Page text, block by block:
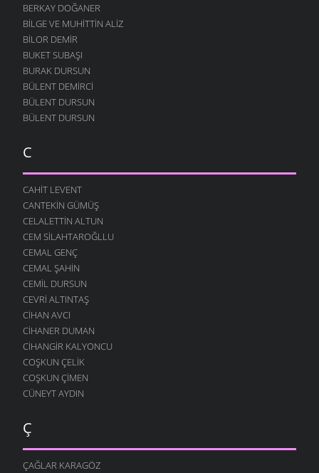
BERKAY DOĞANER
BILGE VE MUHITTIN ALIZ
BILOR DEMIR
BUKET SUBAŞI
BURAK DURSUN
BÜLENT DEMIRCI
BÜLENT DURSUN
BÜLENT DURSUN
C
CAHIT LEVENT
CANTEKIN GÜMÜŞ
CELALETTIN ALTUN
CEM SILAHTAROĞLLU
CEMAL GENÇ
CEMAL ŞAHIN
CEMIL DURSUN
CEVRI ALTINTAŞ
CIHAN AVCI
CIHANER DUMAN
CIHANGIR KALYONCU
COŞKUN ÇELIK
COŞKUN ÇIMEN
CÜNEYT AYDIN
Ç
ÇAĞLAR KARAGÖZ